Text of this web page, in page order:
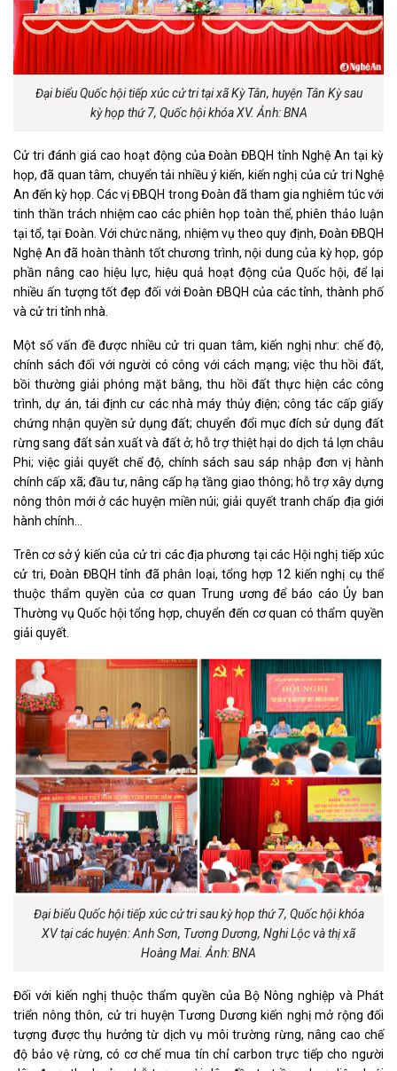
Đại biểu Quốc hội tiếp xúc cử tri tại xã Kỳ Tân, huyện Tân Kỳ sau
kỳ họp thứ 7, Quốc hội khóa XV. Ảnh: BNA
Cử tri đánh giá cao hoạt động của Đoàn ĐBQH tỉnh Nghệ An tại kỳ
họp, đã quan tâm, chuyển tải nhiều ý kiến, kiến nghị của cử tri Nghệ
An đến kỳ họp. Các vị ĐBQH trong Đoàn đã tham gia nghiêm túc với
tinh thần trách nhiệm cao các phiên họp toàn thể, phiên thảo luận
tại tổ, tại Đoàn. Với chức năng, nhiệm vụ theo quy định, Đoàn ĐBQH
Nghệ An đã hoàn thành tốt chương trình, nội dung của kỳ họp, góp
phần nâng cao hiệu lực, hiệu quả hoạt động của Quốc hội, để lại
nhiều ấn tượng tốt đẹp đối với Đoàn ĐBQH của các tỉnh, thành phố
và cử tri tỉnh nhà.
Một số vấn đề được nhiều cử tri quan tâm, kiến nghị như: chế độ,
chính sách đối với người có công với cách mạng; việc thu hồi đất,
bồi thường giải phóng mặt bằng, thu hồi đất thực hiện các công
trình, dự án, tái định cư các nhà máy thủy điện; công tác cấp giấy
chứng nhận quyền sử dụng đất; chuyển đổi mục đích sử dụng đất
rừng sang đất sản xuất và đất ở; hỗ trợ thiệt hại do dịch tả lợn châu
Phi; việc giải quyết chế độ, chính sách sau sáp nhập đơn vị hành
chính cấp xã; đầu tư, nâng cấp hạ tầng giao thông; hỗ trợ xây dựng
nông thôn mới ở các huyện miền núi; giải quyết tranh chấp địa giới
hành chính…
Trên cơ sở ý kiến của cử tri các địa phương tại các Hội nghị tiếp xúc
cử tri, Đoàn ĐBQH tỉnh đã phân loại, tổng hợp 12 kiến nghị cụ thể
thuộc thẩm quyền của cơ quan Trung ương để báo cáo Ủy ban
Thường vụ Quốc hội tổng hợp, chuyển đến cơ quan có thẩm quyền
giải quyết.
Đại biểu Quốc hội tiếp xúc cử tri sau kỳ họp thứ 7, Quốc hội khóa
XV tại các huyện: Anh Sơn, Tương Dương, Nghi Lộc và thị xã
Hoàng Mai. Ảnh: BNA
Đối với kiến nghị thuộc thẩm quyền của Bộ Nông nghiệp và Phát
triển nông thôn, cử tri huyện Tương Dương kiến nghị mở rộng đối
tượng được thụ hưởng từ dịch vụ môi trường rừng, nâng cao chế
độ bảo vệ rừng, có cơ chế mua tín chỉ carbon trực tiếp cho người